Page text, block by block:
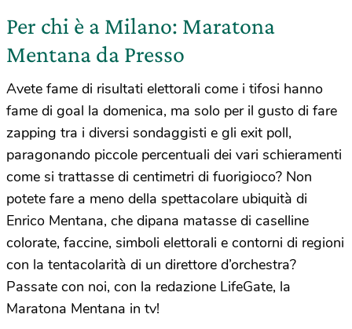
Per chi è a Milano: Maratona
Mentana da Presso
Avete fame di risultati elettorali come i tifosi hanno
fame di goal la domenica, ma solo per il gusto di fare
zapping tra i diversi sondaggisti e gli exit poll,
paragonando piccole percentuali dei vari schieramenti
come si trattasse di centimetri di fuorigioco? Non
potete fare a meno della spettacolare ubiquità di
Enrico Mentana, che dipana matasse di caselline
colorate, faccine, simboli elettorali e contorni di regioni
con la tentacolarità di un direttore d’orchestra?
Passate con noi, con la redazione LifeGate, la
Maratona Mentana in tv!